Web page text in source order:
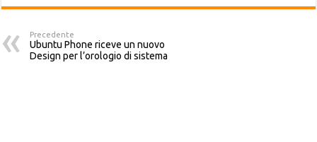
Precedente
Ubuntu Phone riceve un nuovo
Design per l’orologio di sistema